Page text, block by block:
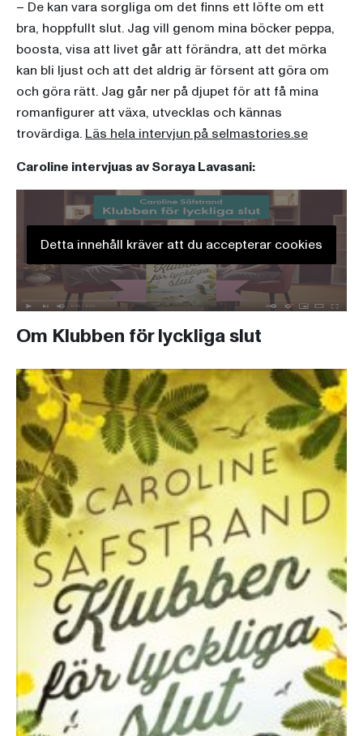
– De kan vara sorgliga om det finns ett löfte om ett
bra, hoppfullt slut. Jag vill genom mina böcker peppa,
boosta, visa att livet går att förändra, att det mörka
kan bli ljust och att det aldrig är försent att göra om
och göra rätt. Jag går ner på djupet för att få mina
romanfigurer att växa, utvecklas och kännas
trovärdiga. Läs hela intervjun på selmastories.se
Caroline intervjuas av Soraya Lavasani:
Detta innehåll kräver att du accepterar cookies
Om Klubben för lyckliga slut